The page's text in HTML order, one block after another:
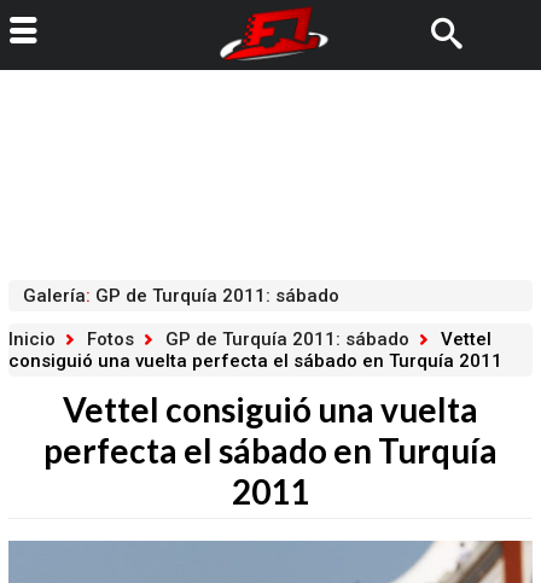
Galería: GP de Turquía 2011: sábado
Inicio
Fotos GP de Turquía 2011: sábado
Vettel
consiguió una vuelta perfecta el sábado en Turquía 2011
Vettel consiguió una vuelta
perfecta el sábado en Turquía
2011